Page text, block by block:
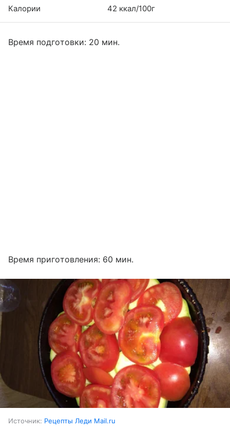
Калории 42 ккал/100г
Время подготовки: 20 мин.
Время приготовления: 60 мин.
Источник: Рецепты Леди Mail.ru